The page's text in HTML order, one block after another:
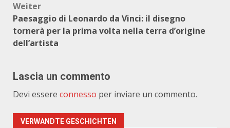
Weiter
Paesaggio di Leonardo da Vinci: il disegno
tornerà per la prima volta nella terra d’origine
dell’artista
Lascia un commento
Devi essere connesso per inviare un commento.
VERWANDTE GESCHICHTEN